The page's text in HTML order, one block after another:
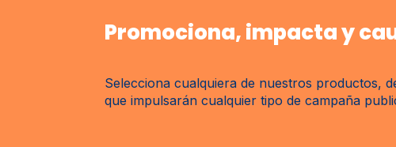
Promociona, impacta y
Selecciona cualquiera de nuestros productos,
que impulsarán cualquier tipo de campaña